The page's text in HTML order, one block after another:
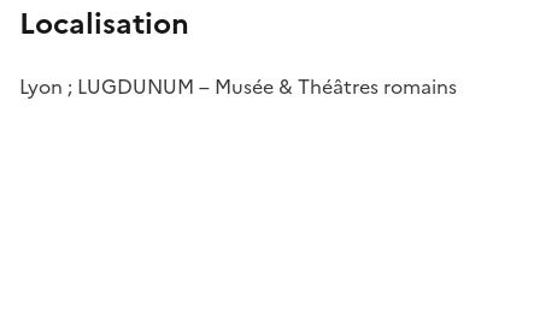
Localisation
Lyon ; LUGDUNUM – Musée & Théâtres romains